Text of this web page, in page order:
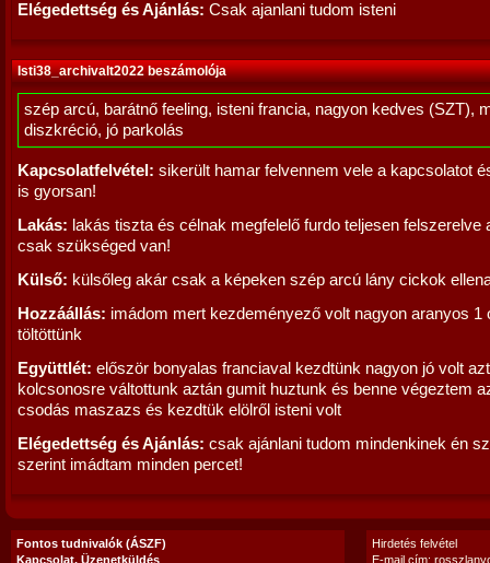
Elégedettség és Ajánlás: Csak ajanlani tudom isteni
Isti38_archivalt2022 beszámolója
szép arcú, barátnő feeling, isteni francia, nagyon kedves (SZT),
diszkréció, jó parkolás
Kapcsolatfelvétel: sikerült hamar felvennem vele a kapcsolatot
is gyorsan!
Lakás: lakás tiszta és célnak megfelelő furdo teljesen felszerelve
csak szükséged van!
Külső: külsőleg akár csak a képeken szép arcú lány cickok
Hozzáállás: imádom mert kezdeményező volt nagyon aranyos 1
töltöttünk
Együttlét: először bonyalas franciaval kezdtünk nagyon jó volt
kolcsonosre váltottunk aztán gumit huztunk és benne végeztem
csodás maszazs és kezdtük elölről isteni volt
Elégedettség és Ajánlás: csak ajánlani tudom mindenkinek én
szerint imádtam minden percet!
Fontos tudnivalók (ÁSZF)
Kapcsolat, Üzenetküldés
Hirdetés felvétel
E-mail cím: